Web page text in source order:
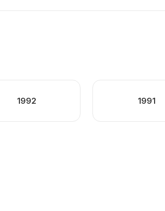
1992 1991